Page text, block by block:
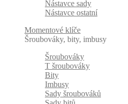
Nástavce sady
Nástavce ostatní
Momentové klíče
Šroubováky, bity, imbusy
Šroubováky
T šroubováky
Bity
Imbusy
Sady šroubováků